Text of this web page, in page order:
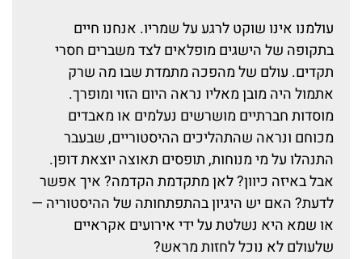
עולמנו אינו שוקט לרגע על שמריו. אנחנו חיים
בתקופה של הישגים מופלאים לצד משברים חסרי
תקדים. עולם של מהפכה מתמדת שבו מה שרק
אתמול היה מובן מאליו נראה היום הזוי ומופרך.
מוסדות חברתיים מושרשים נעלמים או מאבדים
מכוחם ונראה שהתהליכים ההיסטוריים, שבעבר
התנהלו על מי מנוחות, תופסים תאוצה יוצאת דופן.
אבל באיזה כיוון? לאן מתקדמת הקדמה? איך אפשר
לדעת? האם יש היגיון בהתפתחותה של ההיסטוריה —
או שמא היא נשלטת על ידי אירועים אקראיים
שלעולם לא נוכל לחזות מראש?